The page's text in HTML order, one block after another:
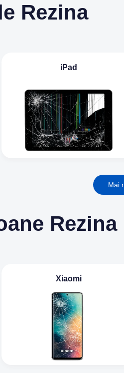
Rezina
iPad
Mai
Rezina
Xiaomi